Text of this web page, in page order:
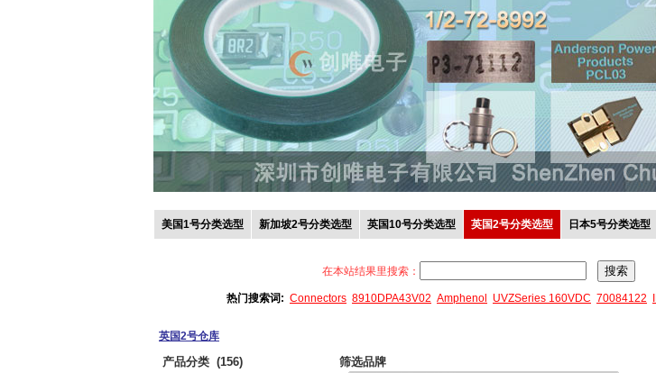
美国1号分类选型 新加坡2号分类选型 英国10号分类选型 英国2号分类选型 日本5号分类选型
在本站结果里搜索：
热门搜索词: Connectors 8910DPA43V02 Amphenol UVZSeries 160VDC 70084122
英国2号仓库
产品分类 (156) 筛选品牌